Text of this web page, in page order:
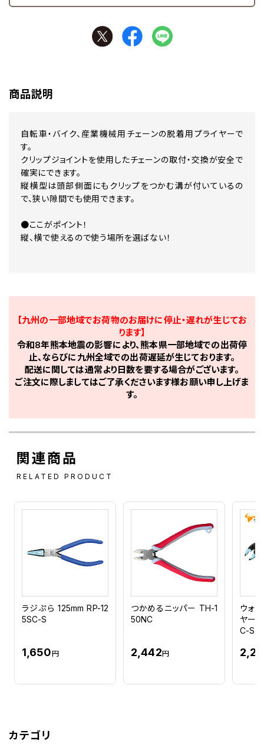
商品説明
自転車・バイク、産業機械用チェーンの脱着用プライヤーで
す。
クリップジョイントを使用したチェーンの取付・交換が安全で
確実にできます。
縦横型は頭部側面にもクリップをつかむ溝が付いているの
で、狭い隙間でも使用できます。
●ここがポイント！
縦、横で使えるので使う場所を選ばない！
【九州の一部地域でお荷物のお届けに停止・遅れが生じてお
ります】
令和8年熊本地震の影響により、熊本県一部地域での出荷停
止、ならびに九州全域での出荷遅延が生じております。
配送に関しては通常より日数を要する場合がございます。
ご注文に際しましてはご了承くださいます様お願い申し上げま
す。
関連商品
RELATED PRODUCT
ラジぷら 125mm RP-12
5SC-S
1,650円
つかめるニッパー TH-1
50NC
2,442円
ウォ
ヤー
C-S
カテゴリ